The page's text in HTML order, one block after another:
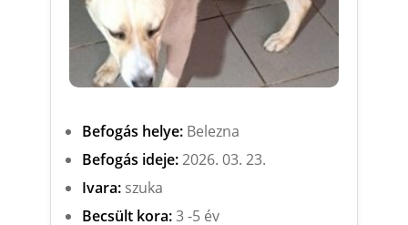
Befogás helye:Belezna
Befogás ideje:2026. 03. 23.
Ivara:szuka
Becsült kora:3 -5 év